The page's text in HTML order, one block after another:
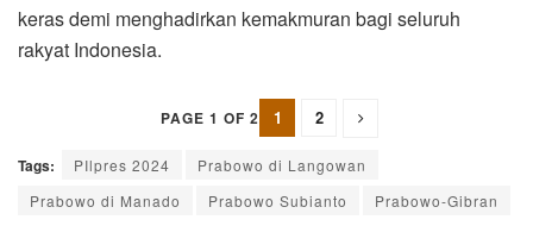
keras demi menghadirkan kemakmuran bagi seluruh
rakyat Indonesia.
PAGE 1 OF 2 1 2
Tags: PIlpres 2024
Prabowo di Langowan
Prabowo di Manado
Prabowo Subianto Prabowo-Gibran